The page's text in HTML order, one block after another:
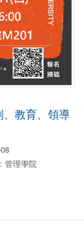
、教育、領導
管理學院